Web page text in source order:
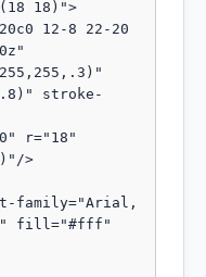
stroke-
>
fill="#fff"